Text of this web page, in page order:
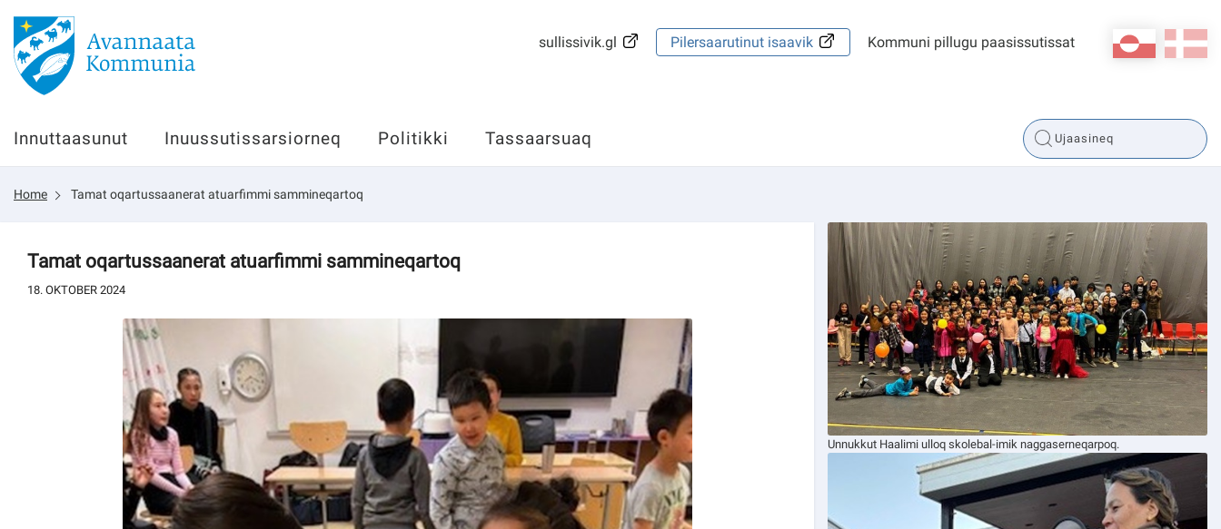
Innuttaasunut
Inuussutissarsiorneq
Politikki
Tassaarsuaq
Pilersaarutinut isaavik
Kommuni pillugu paasissutissat
da
kl-GL
sullissivik.gl Pilersaarutinut isaavik Kommuni pillugu paasissutissat
Innuttaasunut Inuussutissarsiorneq Politikki Tassaarsuaq
Home Tamat oqartussaanerat atuarfimmi sammineqartoq
Tamat oqartussaanerat atuarfimmi sammineqartoq
18. OKTOBER 2024
Unnukkut Haalimi ulloq skolebal-imik naggaserneqarpoq.